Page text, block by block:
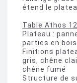
étend le
Table Athos 12
Plateau :
parties en
Finitions
gris, chêne
chêne fumé
Structure de